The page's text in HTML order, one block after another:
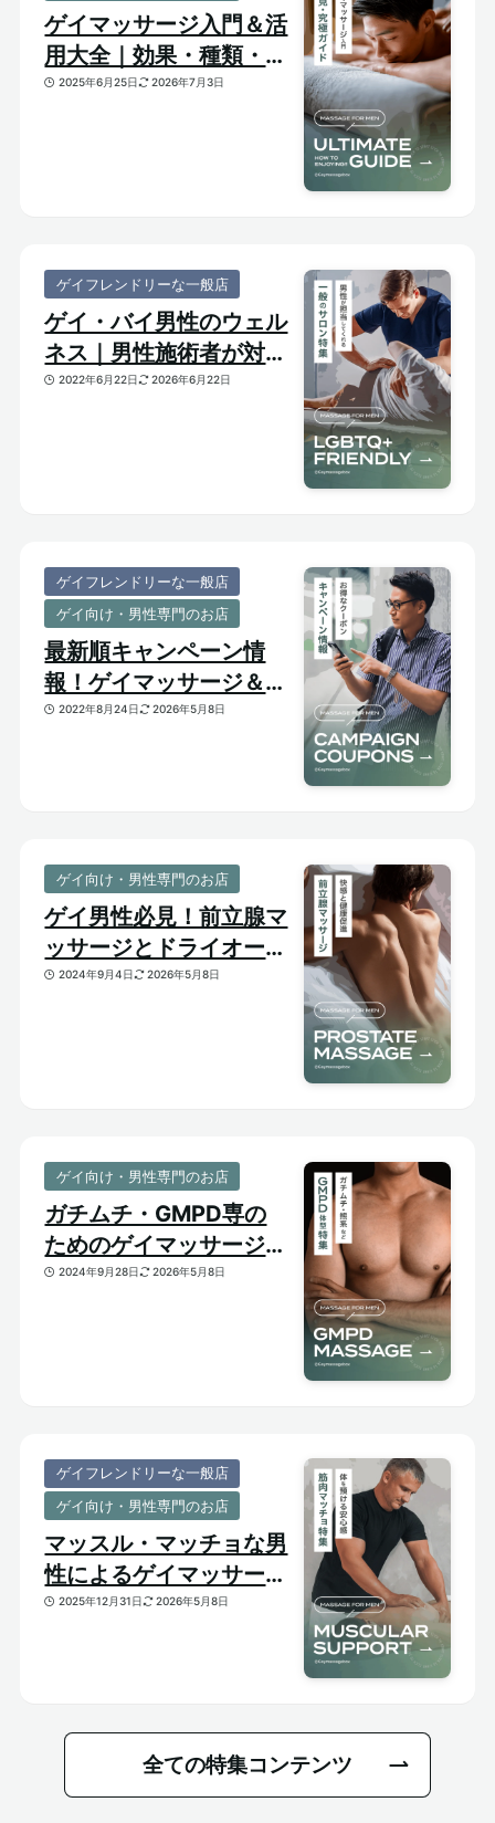
ゲイマッサージ入門＆活
用大全｜効果・種類・選
び方がわかる体験ガイド
2025年6月25日 2026年7月3日
ゲイフレンドリーな一般店
ゲイ・バイ男性のウェル
ネス｜男性施術者が対応
してくれるゲイフレンド
2022年6月22日 2026年6月22日
ゲイフレンドリーな一般店
ゲイ向け・男性専門のお店
最新順キャンペーン情
報！ゲイマッサージ＆メ
ンズ向けサロンのお得割
2022年8月24日 2026年5月8日
ゲイ向け・男性専門のお店
ゲイ男性必見！前立腺マ
ッサージとドライオーガ
ズム【はじめての前立腺
2024年9月4日 2026年5月8日
ゲイ向け・男性専門のお店
ガチムチ・GMPD専の
ためのゲイマッサージ
【太め・熊系のおすすめ
2024年9月28日 2026年5月8日
ゲイフレンドリーな一般店
ゲイ向け・男性専門のお店
マッスル・マッチョな男
性によるゲイマッサージ
特集｜おすすめ筋肉質メ
2025年12月31日 2026年5月8日
全ての特集コンテンツ